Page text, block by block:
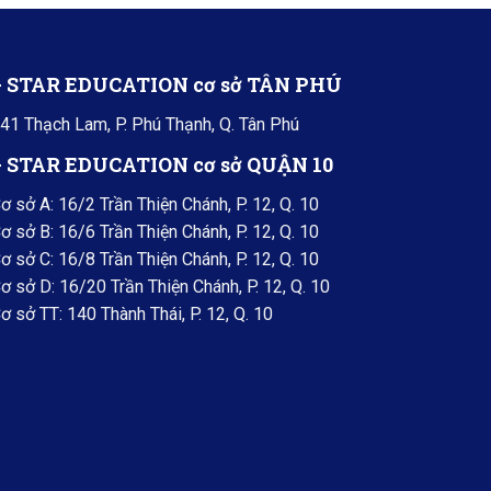
STAR EDUCATION cơ sở TÂN PHÚ
Thạch Lam, P. Phú Thạnh, Q. Tân Phú
STAR EDUCATION cơ sở QUẬN 10
sở A: 16/2 Trần Thiện Chánh, P. 12, Q. 10
sở B: 16/6 Trần Thiện Chánh, P. 12, Q. 10
sở C: 16/8 Trần Thiện Chánh, P. 12, Q. 10
sở D: 16/20 Trần Thiện Chánh, P. 12, Q. 10
sở TT: 140 Thành Thái, P. 12, Q. 10